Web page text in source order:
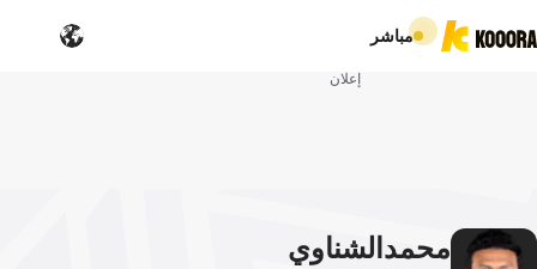
مباشر
إعلان
محمد الشناوي